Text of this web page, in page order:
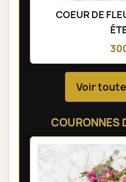
COEUR DE
Voir
COURONNES